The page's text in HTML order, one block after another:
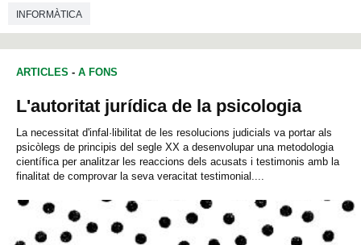
INFORMÀTICA
ARTICLES - A FONS
L'autoritat jurídica de la psicologia
La necessitat d'infal·libilitat de les resolucions judicials va portar als
psicòlegs de principis del segle XX a desenvolupar una metodologia
científica per analitzar les reaccions dels acusats i testimonis amb la
finalitat de comprovar la seva veracitat testimonial....